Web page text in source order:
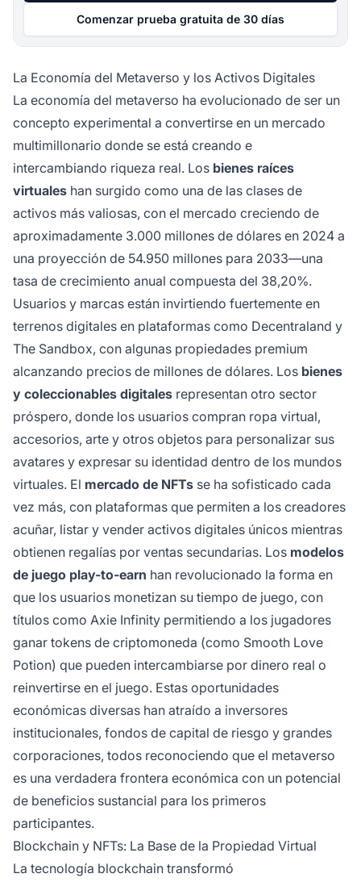
Comenzar prueba gratuita de 30 días
La Economía del Metaverso y los Activos Digitales
La economía del metaverso ha evolucionado de ser un
concepto experimental a convertirse en un mercado
multimillonario donde se está creando e
intercambiando riqueza real. Los bienes raíces
virtuales han surgido como una de las clases de
activos más valiosas, con el mercado creciendo de
aproximadamente 3.000 millones de dólares en 2024 a
una proyección de 54.950 millones para 2033—una
tasa de crecimiento anual compuesta del 38,20%.
Usuarios y marcas están invirtiendo fuertemente en
terrenos digitales en plataformas como Decentraland y
The Sandbox, con algunas propiedades premium
alcanzando precios de millones de dólares. Los bienes
y coleccionables digitales representan otro sector
próspero, donde los usuarios compran ropa virtual,
accesorios, arte y otros objetos para personalizar sus
avatares y expresar su identidad dentro de los mundos
virtuales. El mercado de NFTs se ha sofisticado cada
vez más, con plataformas que permiten a los creadores
acuñar, listar y vender activos digitales únicos mientras
obtienen regalías por ventas secundarias. Los modelos
de juego play-to-earn han revolucionado la forma en
que los usuarios monetizan su tiempo de juego, con
títulos como Axie Infinity permitiendo a los jugadores
ganar tokens de criptomoneda (como Smooth Love
Potion) que pueden intercambiarse por dinero real o
reinvertirse en el juego. Estas oportunidades
económicas diversas han atraído a inversores
institucionales, fondos de capital de riesgo y grandes
corporaciones, todos reconociendo que el metaverso
es una verdadera frontera económica con un potencial
de beneficios sustancial para los primeros
participantes.
Blockchain y NFTs: La Base de la Propiedad Virtual
La tecnología blockchain transformó